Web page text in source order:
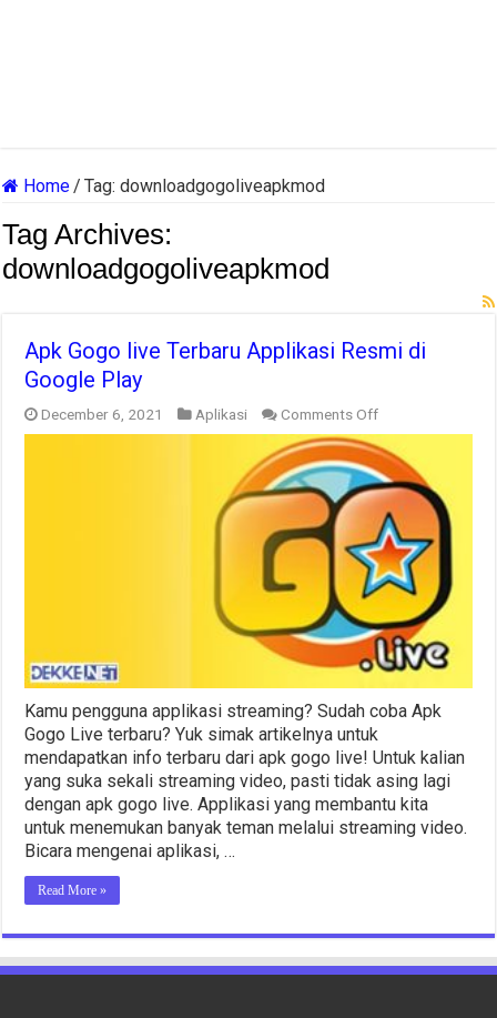
Home/ Tag:downloadgogoliveapkmod
Tag Archives:
downloadgogoliveapkmod
Apk Gogo live Terbaru Applikasi Resmi di
Google Play
December 6, 2021 Aplikasi Comments Offon
Apk
Gogo
live
Terbaru
Applikasi
Resmi
di
Google
Play
Kamu pengguna applikasi streaming? Sudah coba Apk
Gogo Live terbaru? Yuk simak artikelnya untuk
mendapatkan info terbaru dari apk gogo live! Untuk kalian
yang suka sekali streaming video, pasti tidak asing lagi
dengan apk gogo live. Applikasi yang membantu kita
untuk menemukan banyak teman melalui streaming video.
Bicara mengenai aplikasi, …
Read More »